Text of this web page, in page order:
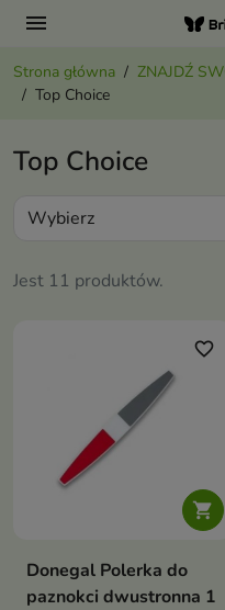
menu
Strona główna ZNAJDŹ
Top Choice
Top Choice
Jest 11 produktów.
Wybierz

favorite_border
Donegal Polerka do
paznokci dwustronna 1